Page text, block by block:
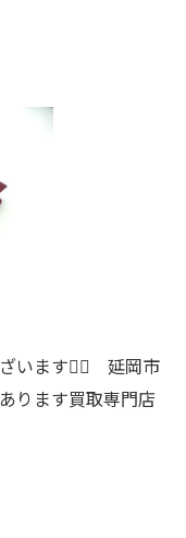
います🙇‍♀️ 延岡市
ります買取専門店